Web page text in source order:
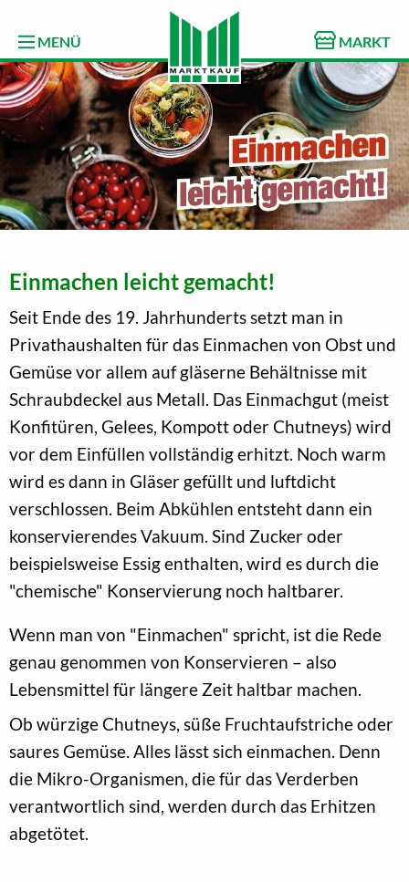
MENÜ MARKT
Einmachen leicht gemacht!
Seit Ende des 19. Jahrhunderts setzt man in
Privathaushalten für das Einmachen von Obst und
Gemüse vor allem auf gläserne Behältnisse mit
Schraubdeckel aus Metall. Das Einmachgut (meist
Konfitüren, Gelees, Kompott oder Chutneys) wird
vor dem Einfüllen vollständig erhitzt. Noch warm
wird es dann in Gläser gefüllt und luftdicht
verschlossen. Beim Abkühlen entsteht dann ein
konservierendes Vakuum. Sind Zucker oder
beispielsweise Essig enthalten, wird es durch die
"chemische" Konservierung noch haltbarer.
Wenn man von "Einmachen" spricht, ist die Rede
genau genommen von Konservieren – also
Lebensmittel für längere Zeit haltbar machen.
Ob würzige Chutneys, süße Fruchtaufstriche oder
saures Gemüse. Alles lässt sich einmachen. Denn
die Mikro-Organismen, die für das Verderben
verantwortlich sind, werden durch das Erhitzen
abgetötet.